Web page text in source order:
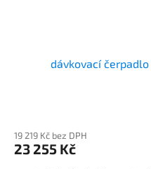
dávkovací čerpadlo
19 219 Kč bez DPH
23 255 Kč